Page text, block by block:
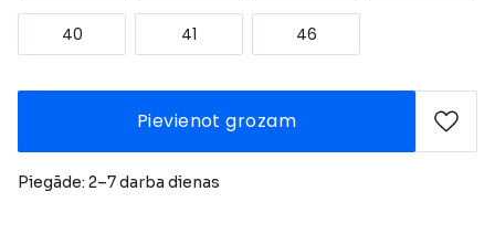
40 41 46
Pievienot grozam
Piegāde: 2–7 darba dienas